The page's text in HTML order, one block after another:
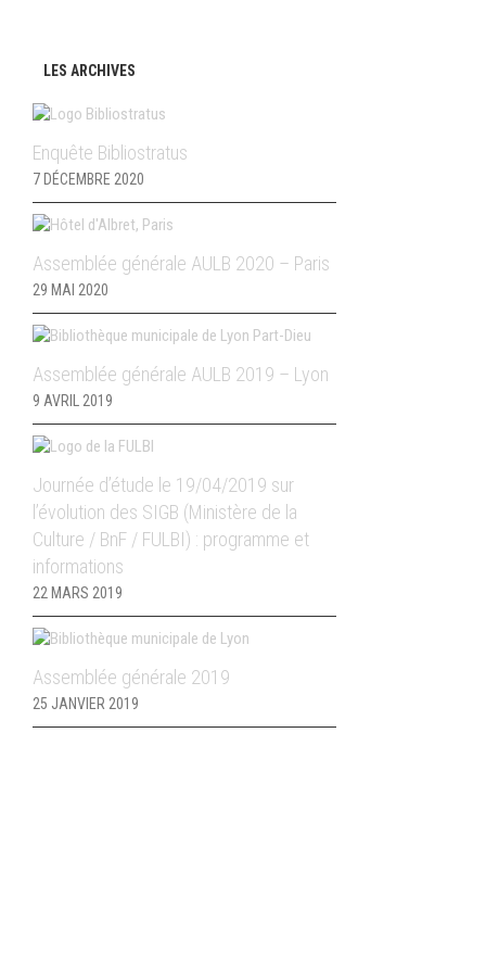
LES ARCHIVES
Enquête Bibliostratus
7 DÉCEMBRE 2020
Assemblée générale AULB 2020 – Paris
29 MAI 2020
Assemblée générale AULB 2019 – Lyon
9 AVRIL 2019
Journée d’étude le 19/04/2019 sur
l’évolution des SIGB (Ministère de la
Culture / BnF / FULBI) : programme et
informations
22 MARS 2019
Assemblée générale 2019
25 JANVIER 2019